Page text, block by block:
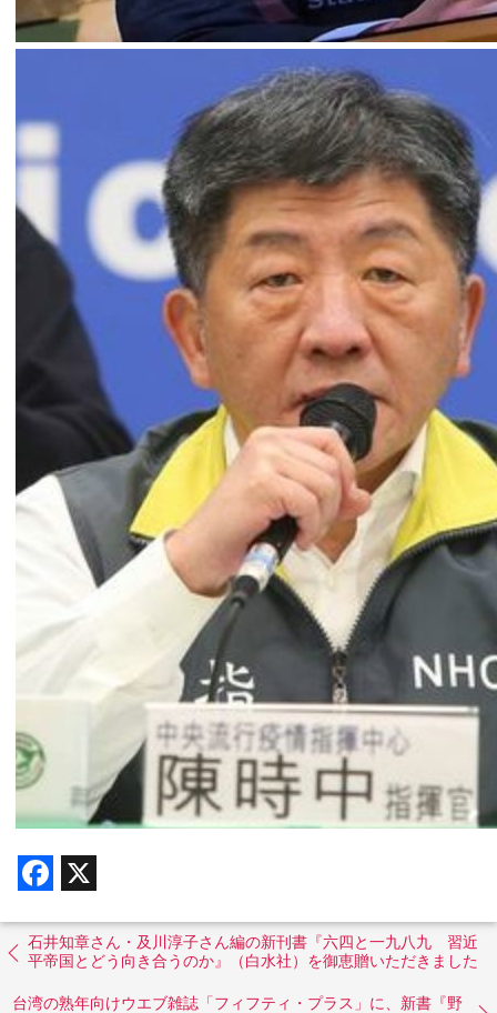
b
o
o
石井知章さん・及川淳子さん編の新刊書『六四と一九八九 習近
平帝国とどう向き合うのか』（白水社）を御恵贈いただきました
台湾の熟年向けウエブ雑誌「フィフティ・プラス」に、新書『野